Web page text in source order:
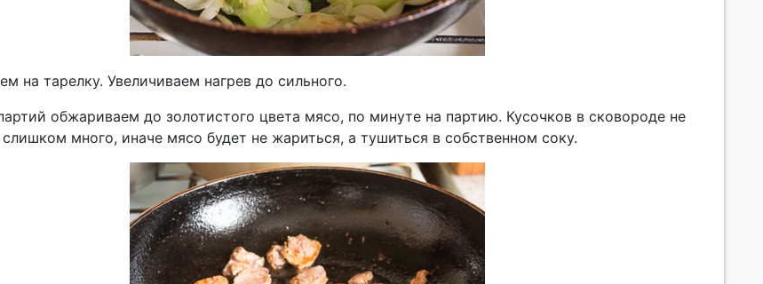
на тарелку. Увеличиваем нагрев до сильного.
обжариваем до золотистого цвета мясо, по минуте на партию. Кусочков в сковороде не
много, иначе мясо будет не жариться, а тушиться в собственном соку.